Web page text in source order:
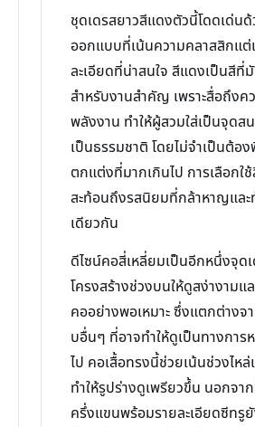
ชุดเดรสยาวสีแดงตัวนี้โดดเด่น
ออกแบบที่เน้นความคลาสสิกแ
ละเอียดที่น่าสนใจ สีแดงเป็นสีที่
สำหรับงานสำคัญ เพราะสื่อถึงค
พลังงาน ทำให้ผู้สวมใส่เป็นจุดส
เป็นธรรมชาติ โดยไม่จำเป็นต้อ
ตกแต่งที่มากเกินไป การเลือกใ
สะท้อนถึงรสนิยมที่กล้าหาญและ
เดียวกัน
ดีไซน์คอสี่เหลี่ยมเป็นอีกหนึ่งจุด
โครงสร้างช่วงบนให้ดูสง่างามแ
คออย่างพอเหมาะ ซึ่งแตกต่างจ
บอื่นๆ ที่อาจทำให้ดูเป็นทางการ
ไป คอเสื้อทรงนี้ช่วยเน้นช่วงไหล่
ทำให้รูปร่างดูเพรียวขึ้น นอกจา
ครึ่งแขนพร้อมรายละเอียดซีทรู